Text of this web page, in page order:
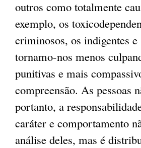
outros como totalmente
exemplo, os
criminosos, os indigentes
tornamo-nos menos
punitivas e mais
compreensão. As pessoas
portanto, a
caráter e comportamento
análise deles, mas é